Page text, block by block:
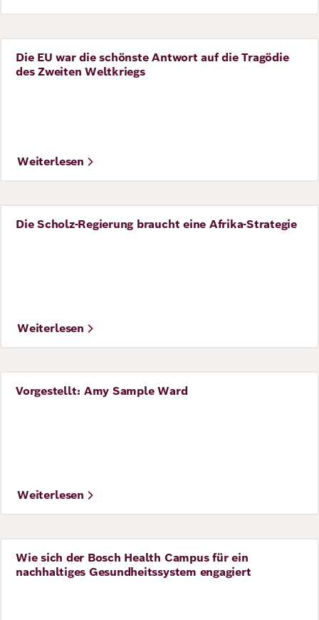
Perspective
Die EU war die schönste Antwort auf die Tragödie
des Zweiten Weltkriegs
Weiterlesen
Perspective
Die Scholz-Regierung braucht eine Afrika-Strategie
Weiterlesen
Perspective
Vorgestellt: Amy Sample Ward
Weiterlesen
Perspective
Wie sich der Bosch Health Campus für ein
nachhaltiges Gesundheitssystem engagiert